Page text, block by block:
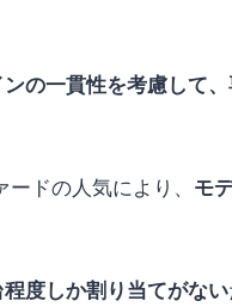
の一貫性を考慮して
ドの人気により、 モ
度しか割り当てがない